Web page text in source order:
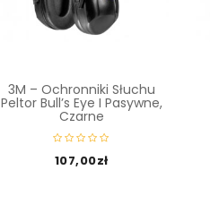
3M – Ochronniki Słuchu
Peltor Bull’s Eye I Pasywne,
Czarne
107,00zł